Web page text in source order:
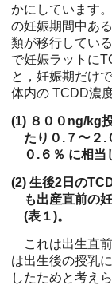
かにしています
の妊娠期間中あ
類が移行してい
で妊娠ラットに
と，妊娠期だけ
体内の TCDD濃
(1) ８００ng/kg
たり０.７〜２
０.６％ に相当
(2) 生後2日の
も出産直前の
(表１)。
これは出生直
は出生後の授乳
したためと考え